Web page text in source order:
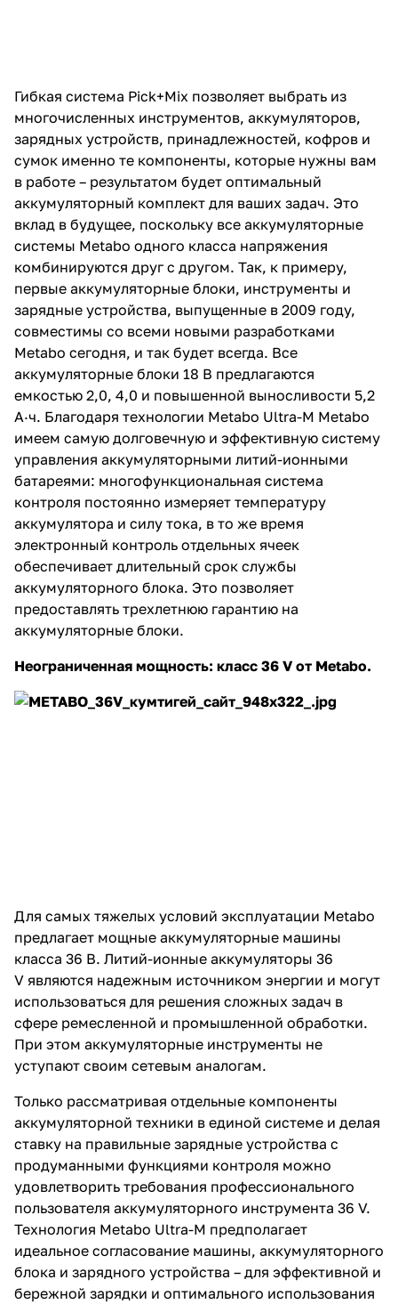
Гибкая система Pick+Mix позволяет выбрать из
многочисленных инструментов, аккумуляторов,
зарядных устройств, принадлежностей, кофров и
сумок именно те компоненты, которые нужны вам
в работе – результатом будет оптимальный
аккумуляторный комплект для ваших задач. Это
вклад в будущее, поскольку все аккумуляторные
системы Metabo одного класса напряжения
комбинируются друг с другом. Так, к примеру,
первые аккумуляторные блоки, инструменты и
зарядные устройства, выпущенные в 2009 году,
совместимы со всеми новыми разработками
Metabo сегодня, и так будет всегда. Все
аккумуляторные блоки 18 В предлагаются
емкостью 2,0, 4,0 и повышенной выносливости 5,2
А·ч. Благодаря технологии Metabo Ultra-M Metabo
имеем самую долговечную и эффективную систему
управления аккумуляторными литий-ионными
батареями: многофункциональная система
контроля постоянно измеряет температуру
аккумулятора и силу тока, в то же время
электронный контроль отдельных ячеек
обеспечивает длительный срок службы
аккумуляторного блока. Это позволяет
предоставлять трехлетнюю гарантию на
аккумуляторные блоки.
Неограниченная мощность: класс 36 V от Metabo.
Для самых тяжелых условий эксплуатации Metabo
предлагает мощные аккумуляторные машины
класса 36 В. Литий-ионные аккумуляторы 36
V являются надежным источником энергии и могут
использоваться для решения сложных задач в
сфере ремесленной и промышленной обработки.
При этом аккумуляторные инструменты не
уступают своим сетевым аналогам.
Только рассматривая отдельные компоненты
аккумуляторной техники в единой системе и делая
ставку на правильные зарядные устройства с
продуманными функциями контроля можно
удовлетворить требования профессионального
пользователя аккумуляторного инструмента 36 V.
Технология Metabo Ultra-M предполагает
идеальное согласование машины, аккумуляторного
блока и зарядного устройства – для эффективной и
бережной зарядки и оптимального использования